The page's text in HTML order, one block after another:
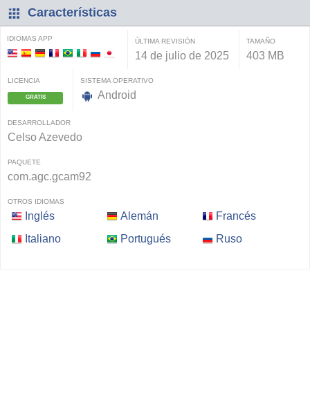
Características
IDIOMAS APP ÚLTIMA REVISIÓN
14 de julio de 2025
TAMAÑO
403 MB
LICENCIA
GRATIS
SISTEMA OPERATIVO
Android
DESARROLLADOR
Celso Azevedo
PAQUETE
com.agc.gcam92
OTROS IDIOMAS
Inglés Alemán
Francés
Italiano
Portugués Ruso